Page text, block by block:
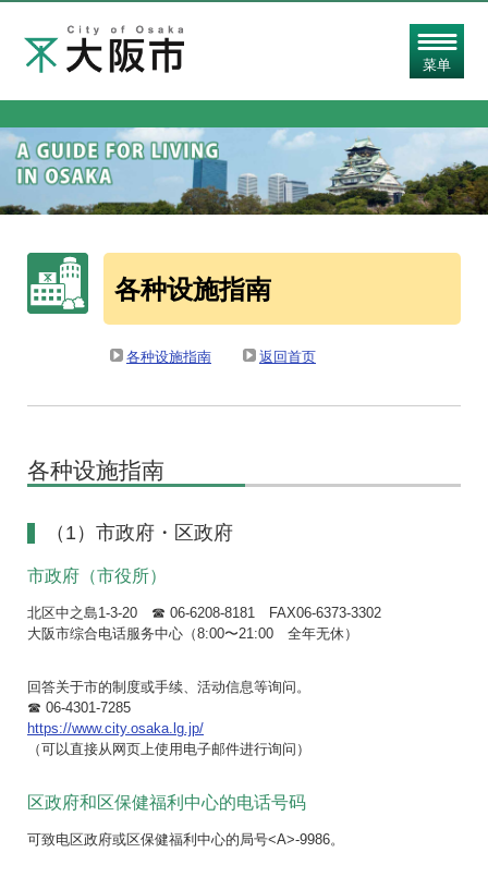
菜单
各种设施指南
各种设施指南 返回首页
各种设施指南
（1）市政府・区政府
市政府（市役所）
北区中之島1-3-20 ☎ 06-6208-8181 FAX06-6373-3302
大阪市综合电话服务中心（8:00〜21:00 全年无休）
回答关于市的制度或手续、活动信息等询问。
☎ 06-4301-7285
https://www.city.osaka.lg.jp/
（可以直接从网页上使用电子邮件进行询问）
区政府和区保健福利中心的电话号码
可致电区政府或区保健福利中心的局号<A>-9986。